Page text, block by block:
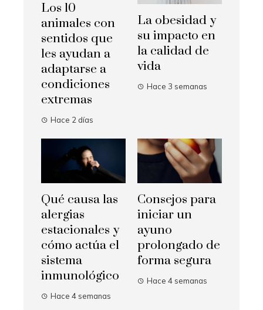
Los 10
animales con
sentidos que
les ayudan a
adaptarse a
condiciones
extremas
Hace 2 días
La obesidad y
su impacto en
la calidad de
vida
Hace 3 semanas
Qué causa las
alergias
estacionales y
cómo actúa el
sistema
inmunológico
Hace 4 semanas
Consejos para
iniciar un
ayuno
prolongado de
forma segura
Hace 4 semanas